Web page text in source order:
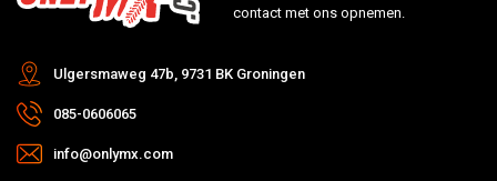
contact met ons opnemen.
Ulgersmaweg 47b, 9731 BK Groningen
085-0606065
info@onlymx.com